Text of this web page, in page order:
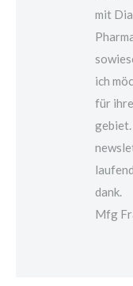
mit
ich
für
dank.
Mfg